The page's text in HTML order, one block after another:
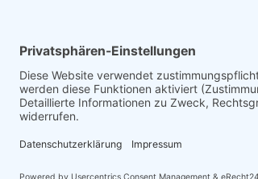
info@dietz-sensortechnik.de